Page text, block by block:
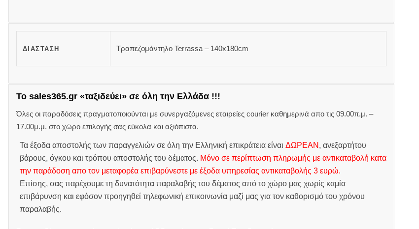
ΔΙΆΣΤΑΣΗ Τραπεζομάντηλο Terrassa – 140x180cm
Το sales365.gr «ταξιδεύει» σε όλη την Ελλάδα !!!
Όλες οι παραδόσεις πραγματοποιούνται με συνεργαζόμενες εταιρείες courier καθημερινά απο τις 09.00π.μ. –
17.00μ.μ. στο χώρο επιλογής σας εύκολα και αξιόπιστα.
Τα έξοδα αποστολής των παραγγελιών σε όλη την Ελληνική επικράτεια είναι ΔΩΡΕΑΝ , ανεξαρτήτου
βάρους, όγκου και τρόπου αποστολής του δέματος. Μόνο σε περίπτωση πληρωμής με αντικαταβολή κατα
την παράδοση απο τον μεταφορέα επιβαρύνεστε με έξοδα υπηρεσίας αντικαταβολής 3 ευρώ.
Επίσης, σας παρέχουμε τη δυνατότητα παραλαβής του δέματος από το χώρο μας χωρίς καμία
επιβάρυνση και εφόσον προηγηθεί τηλεφωνική επικοινωνία μαζί μας για τον καθορισμό του χρόνου
παραλαβής.